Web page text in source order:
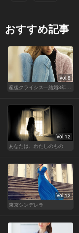
おすすめ記事
Vol.8
Vol.12
あなたは、わたしのもの
Vol.12
東京シンデレラ